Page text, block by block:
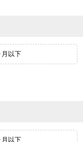
月以下
月以下